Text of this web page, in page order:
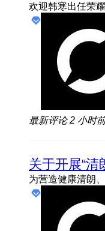
最新评论2 小时
关于开展“清